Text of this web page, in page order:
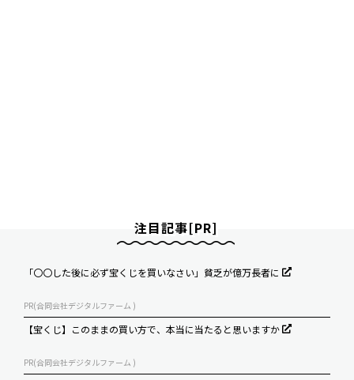
注目記事[PR]
「〇〇した後に必ず宝くじを買いなさい」貧乏が億万長者に
PR(合同会社デジタルファーム )
【宝くじ】このままの買い方で、本当に当たると思いますか
PR(合同会社デジタルファーム )